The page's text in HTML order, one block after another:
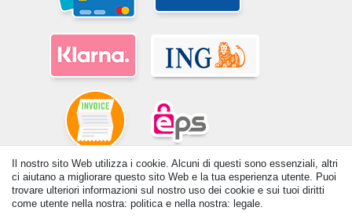
Il nostro sito Web utilizza i cookie. Alcuni di questi sono essenziali, altri
ci aiutano a migliorare questo sito Web e la tua esperienza utente. Puoi
trovare ulteriori informazioni sul nostro uso dei cookie e sui tuoi diritti
come utente nella nostra: politica e nella nostra: legale.
© Copyright 2026 | Tutti i diritti riservati. - Tutti i diritti riservati. Prezzi
incl. 19% di imposta sul valore aggiunto | prezzi base vedi dettaglio
articolo | *Si applica alle consegne in Italia!